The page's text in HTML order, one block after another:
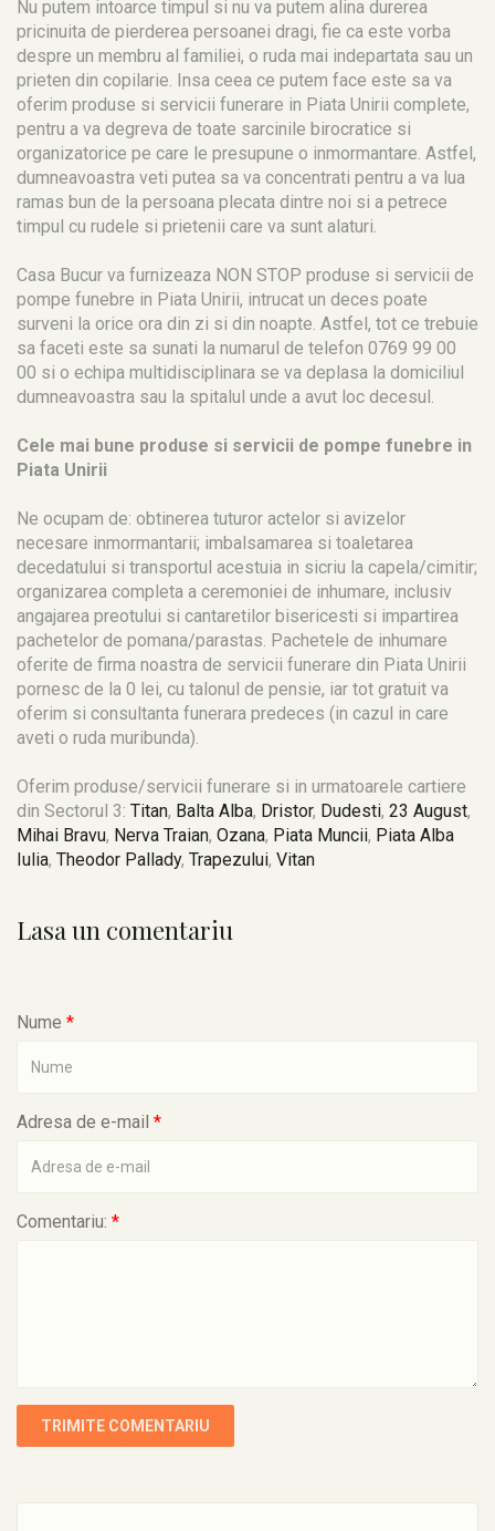
Nu putem intoarce timpul si nu va putem alina durerea
pricinuita de pierderea persoanei dragi, fie ca este vorba
despre un membru al familiei, o ruda mai indepartata sau un
prieten din copilarie. Insa ceea ce putem face este sa va
oferim produse si servicii funerare in Piata Unirii complete,
pentru a va degreva de toate sarcinile birocratice si
organizatorice pe care le presupune o inmormantare. Astfel,
dumneavoastra veti putea sa va concentrati pentru a va lua
ramas bun de la persoana plecata dintre noi si a petrece
timpul cu rudele si prietenii care va sunt alaturi.
Casa Bucur va furnizeaza NON STOP produse si servicii de
pompe funebre in Piata Unirii, intrucat un deces poate
surveni la orice ora din zi si din noapte. Astfel, tot ce trebuie
sa faceti este sa sunati la numarul de telefon 0769 99 00
00 si o echipa multidisciplinara se va deplasa la domiciliul
dumneavoastra sau la spitalul unde a avut loc decesul.
Cele mai bune produse si servicii de pompe funebre in
Piata Unirii
Ne ocupam de: obtinerea tuturor actelor si avizelor
necesare inmormantarii; imbalsamarea si toaletarea
decedatului si transportul acestuia in sicriu la capela/cimitir;
organizarea completa a ceremoniei de inhumare, inclusiv
angajarea preotului si cantaretilor bisericesti si impartirea
pachetelor de pomana/parastas. Pachetele de inhumare
oferite de firma noastra de servicii funerare din Piata Unirii
pornesc de la 0 lei, cu talonul de pensie, iar tot gratuit va
oferim si consultanta funerara predeces (in cazul in care
aveti o ruda muribunda).
Oferim produse/servicii funerare si in urmatoarele cartiere
din Sectorul 3: Titan, Balta Alba, Dristor, Dudesti, 23 August,
Mihai Bravu, Nerva Traian, Ozana, Piata Muncii, Piata Alba
Iulia, Theodor Pallady, Trapezului, Vitan
Lasa un comentariu
Nume *
Adresa de e-mail *
Comentariu: *